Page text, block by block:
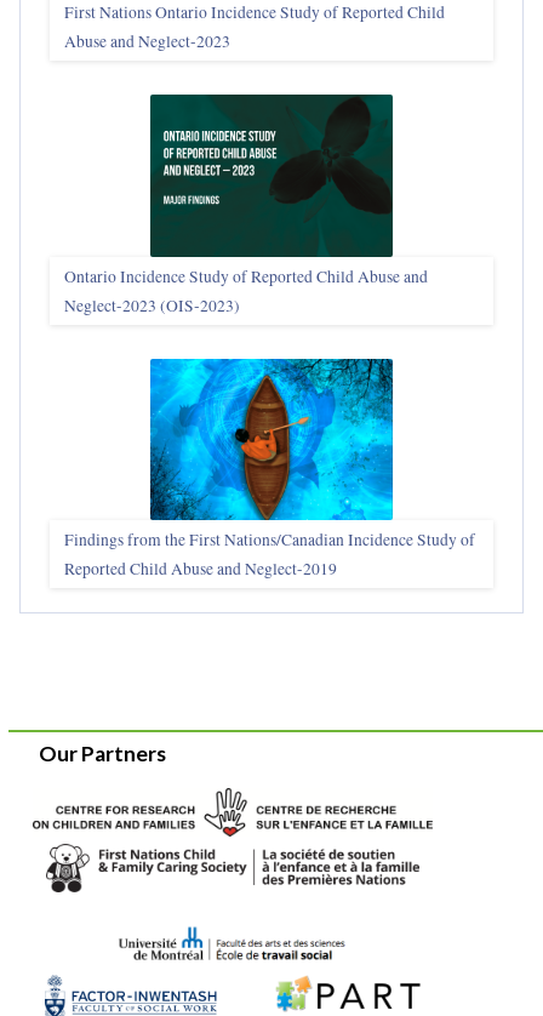
First Nations Ontario Incidence Study of Reported Child
Abuse and Neglect‑2023
Ontario Incidence Study of Reported Child Abuse and
Neglect-2023 (OIS‑2023)
Findings from the First Nations/Canadian Incidence Study of
Reported Child Abuse and Neglect-2019
Our Partners